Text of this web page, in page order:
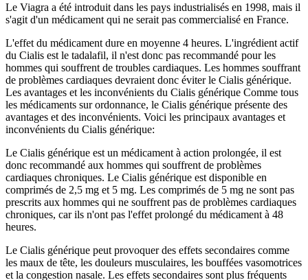
Le Viagra a été introduit dans les pays industrialisés en 1998, mais il
s'agit d'un médicament qui ne serait pas commercialisé en France.
L'effet du médicament dure en moyenne 4 heures. L'ingrédient actif
du Cialis est le tadalafil, il n'est donc pas recommandé pour les
hommes qui souffrent de troubles cardiaques. Les hommes souffrant
de problèmes cardiaques devraient donc éviter le Cialis générique.
Les avantages et les inconvénients du Cialis générique Comme tous
les médicaments sur ordonnance, le Cialis générique présente des
avantages et des inconvénients. Voici les principaux avantages et
inconvénients du Cialis générique:
Le Cialis générique est un médicament à action prolongée, il est
donc recommandé aux hommes qui souffrent de problèmes
cardiaques chroniques. Le Cialis générique est disponible en
comprimés de 2,5 mg et 5 mg. Les comprimés de 5 mg ne sont pas
prescrits aux hommes qui ne souffrent pas de problèmes cardiaques
chroniques, car ils n'ont pas l'effet prolongé du médicament à 48
heures.
Le Cialis générique peut provoquer des effets secondaires comme
les maux de tête, les douleurs musculaires, les bouffées vasomotrices
et la congestion nasale. Les effets secondaires sont plus fréquents